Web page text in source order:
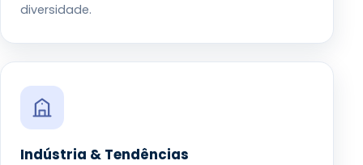
diversidade.
Indústria & Tendências